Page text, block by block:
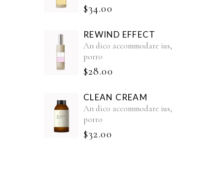
$34.00
REWIND EFFECT
An dico accommodare ius,
porro
$28.00
CLEAN CREAM
An dico accommodare ius,
porro
$32.00